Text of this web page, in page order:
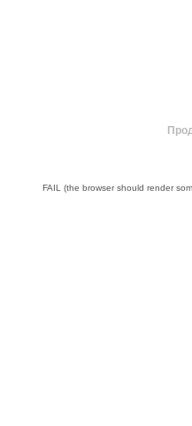
FAIL (the browser should render